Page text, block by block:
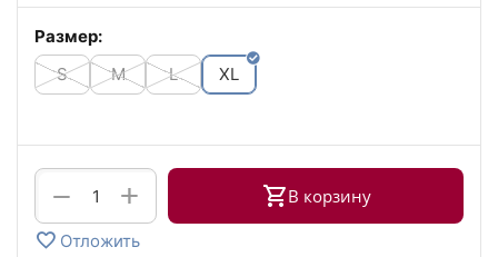
Размер:
S
M L XL
+
− В корзину
Отложить